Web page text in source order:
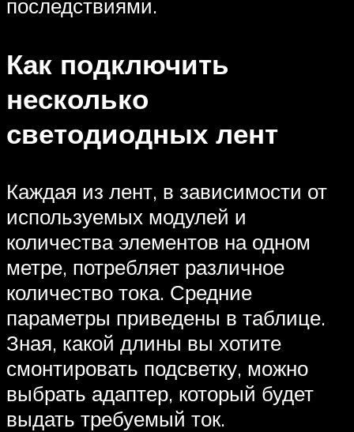
последствиями.
Как подключить
несколько
светодиодных лент
Каждая из лент, в зависимости от
используемых модулей и
количества элементов на одном
метре, потребляет различное
количество тока. Средние
параметры приведены в таблице.
Зная, какой длины вы хотите
смонтировать подсветку, можно
выбрать адаптер, который будет
выдать требуемый ток.